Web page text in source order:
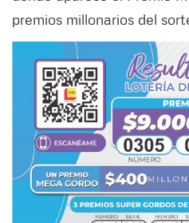
premios millonarios del